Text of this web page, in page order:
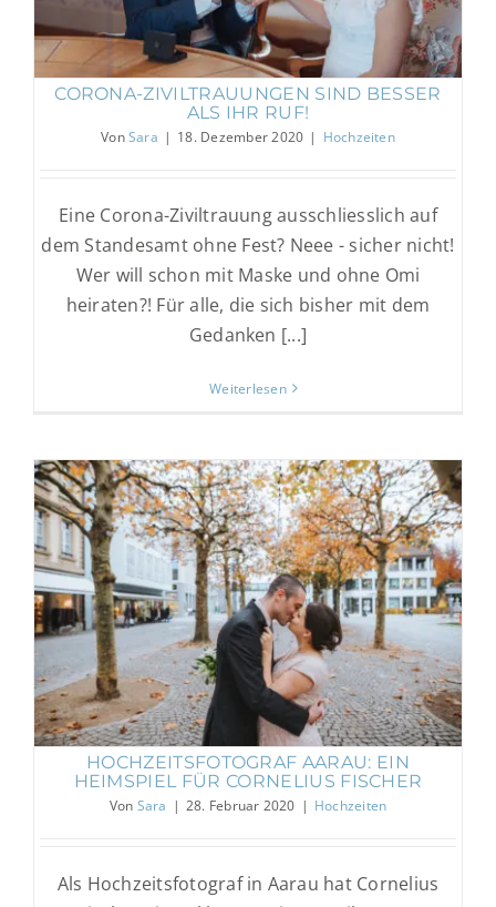
CORONA-ZIVILTRAUUNGEN SIND BESSER
ALS IHR RUF!
VonSara | 18. Dezember 2020 | Hochzeiten
Eine Corona-Ziviltrauung ausschliesslich auf
dem Standesamt ohne Fest? Neee - sicher nicht!
Wer will schon mit Maske und ohne Omi
heiraten?! Für alle, die sich bisher mit dem
Gedanken [...]
Weiterlesen
Hochzeitsfotograf Aarau: Ein Heimspiel
für Cornelius Fischer
Hochzeiten
HOCHZEITSFOTOGRAF AARAU: EIN
HEIMSPIEL FÜR CORNELIUS FISCHER
Von Sara | 28. Februar 2020 | Hochzeiten
Als Hochzeitsfotograf in Aarau hat Cornelius